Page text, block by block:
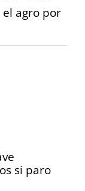
el agro por
si paro